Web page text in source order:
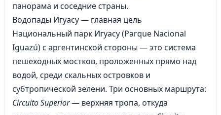
панорама и соседние страны.
Водопады Игуасу — главная цель
Национальный парк Игуасу (Parque Nacional
Iguazú) с аргентинской стороны — это система
пешеходных мостков, проложенных прямо над
водой, среди скальных островков и
субтропической зелени. Три основных маршрута:
Circuito Superior— верхняя тропа, откуда